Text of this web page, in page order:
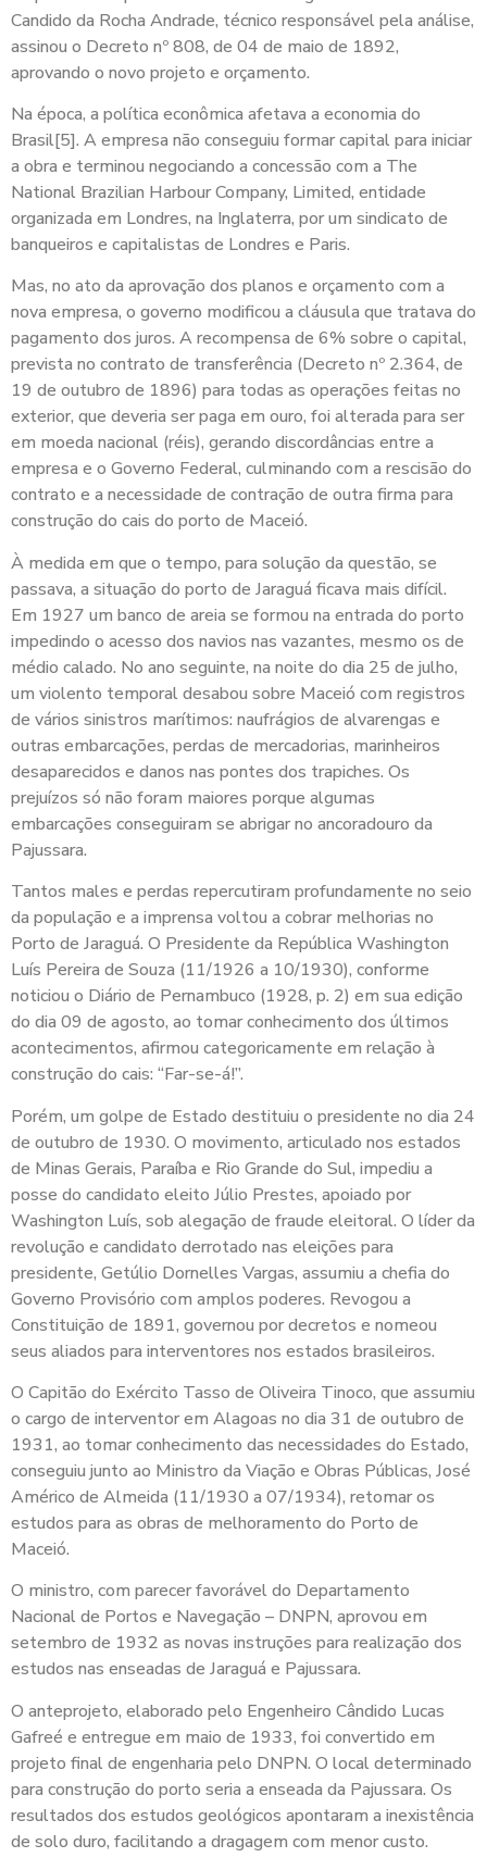
Candido da Rocha Andrade, técnico responsável pela análise,
assinou o Decreto nº 808, de 04 de maio de 1892,
aprovando o novo projeto e orçamento.
Na época, a política econômica afetava a economia do
Brasil[5]. A empresa não conseguiu formar capital para iniciar
a obra e terminou negociando a concessão com a The
National Brazilian Harbour Company, Limited, entidade
organizada em Londres, na Inglaterra, por um sindicato de
banqueiros e capitalistas de Londres e Paris.
Mas, no ato da aprovação dos planos e orçamento com a
nova empresa, o governo modificou a cláusula que tratava do
pagamento dos juros. A recompensa de 6% sobre o capital,
prevista no contrato de transferência (Decreto nº 2.364, de
19 de outubro de 1896) para todas as operações feitas no
exterior, que deveria ser paga em ouro, foi alterada para ser
em moeda nacional (réis), gerando discordâncias entre a
empresa e o Governo Federal, culminando com a rescisão do
contrato e a necessidade de contração de outra firma para
construção do cais do porto de Maceió.
À medida em que o tempo, para solução da questão, se
passava, a situação do porto de Jaraguá ficava mais difícil.
Em 1927 um banco de areia se formou na entrada do porto
impedindo o acesso dos navios nas vazantes, mesmo os de
médio calado. No ano seguinte, na noite do dia 25 de julho,
um violento temporal desabou sobre Maceió com registros
de vários sinistros marítimos: naufrágios de alvarengas e
outras embarcações, perdas de mercadorias, marinheiros
desaparecidos e danos nas pontes dos trapiches. Os
prejuízos só não foram maiores porque algumas
embarcações conseguiram se abrigar no ancoradouro da
Pajussara.
Tantos males e perdas repercutiram profundamente no seio
da população e a imprensa voltou a cobrar melhorias no
Porto de Jaraguá. O Presidente da República Washington
Luís Pereira de Souza (11/1926 a 10/1930), conforme
noticiou o Diário de Pernambuco (1928, p. 2) em sua edição
do dia 09 de agosto, ao tomar conhecimento dos últimos
acontecimentos, afirmou categoricamente em relação à
construção do cais: “Far-se-á!”.
Porém, um golpe de Estado destituiu o presidente no dia 24
de outubro de 1930. O movimento, articulado nos estados
de Minas Gerais, Paraíba e Rio Grande do Sul, impediu a
posse do candidato eleito Júlio Prestes, apoiado por
Washington Luís, sob alegação de fraude eleitoral. O líder da
revolução e candidato derrotado nas eleições para
presidente, Getúlio Dornelles Vargas, assumiu a chefia do
Governo Provisório com amplos poderes. Revogou a
Constituição de 1891, governou por decretos e nomeou
seus aliados para interventores nos estados brasileiros.
O Capitão do Exército Tasso de Oliveira Tinoco, que assumiu
o cargo de interventor em Alagoas no dia 31 de outubro de
1931, ao tomar conhecimento das necessidades do Estado,
conseguiu junto ao Ministro da Viação e Obras Públicas, José
Américo de Almeida (11/1930 a 07/1934), retomar os
estudos para as obras de melhoramento do Porto de
Maceió.
O ministro, com parecer favorável do Departamento
Nacional de Portos e Navegação – DNPN, aprovou em
setembro de 1932 as novas instruções para realização dos
estudos nas enseadas de Jaraguá e Pajussara.
O anteprojeto, elaborado pelo Engenheiro Cândido Lucas
Gafreé e entregue em maio de 1933, foi convertido em
projeto final de engenharia pelo DNPN. O local determinado
para construção do porto seria a enseada da Pajussara. Os
resultados dos estudos geológicos apontaram a inexistência
de solo duro, facilitando a dragagem com menor custo.